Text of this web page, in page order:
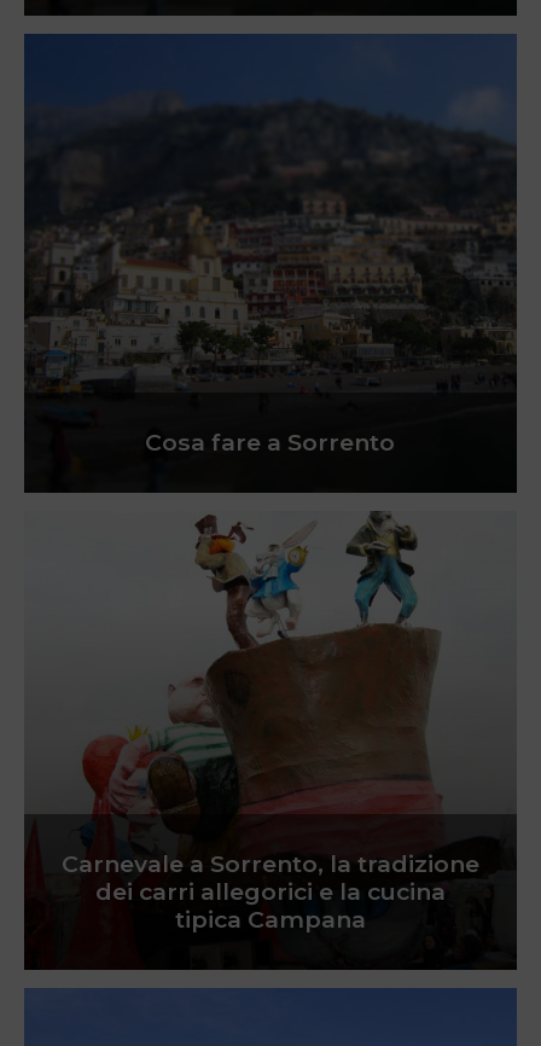
Cosa fare a Sorrento
Carnevale a Sorrento, la tradizione
dei carri allegorici e la cucina
tipica Campana